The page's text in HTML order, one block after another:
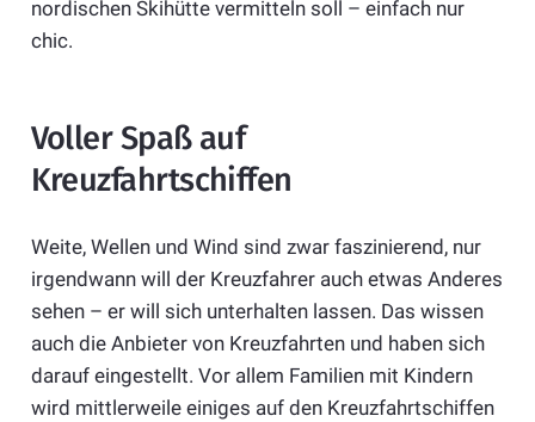
nordischen Skihütte vermitteln soll – einfach nur
chic.
Voller Spaß auf
Kreuzfahrtschiffen
Weite, Wellen und Wind sind zwar faszinierend, nur
irgendwann will der Kreuzfahrer auch etwas Anderes
sehen – er will sich unterhalten lassen. Das wissen
auch die Anbieter von Kreuzfahrten und haben sich
darauf eingestellt. Vor allem Familien mit Kindern
wird mittlerweile einiges auf den Kreuzfahrtschiffen